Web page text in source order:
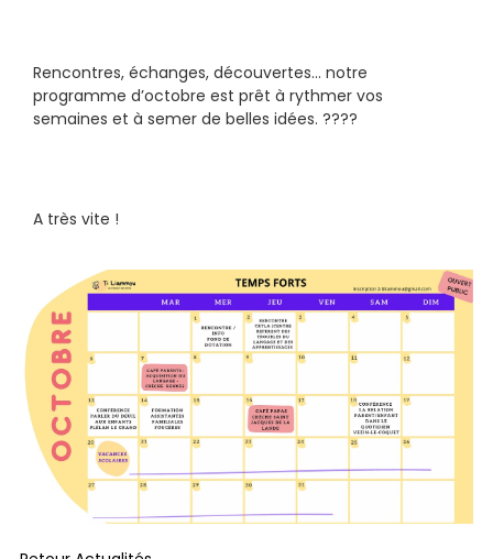
Rencontres, échanges, découvertes… notre
programme d’octobre est prêt à rythmer vos
semaines et à semer de belles idées. ????
A très vite !